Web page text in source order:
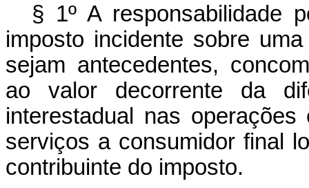
§ 1º A responsabilidade
imposto incidente sobre
sejam antecedentes,
ao valor decorrente da
interestadual nas
serviços a consumidor final
contribuinte do imposto.